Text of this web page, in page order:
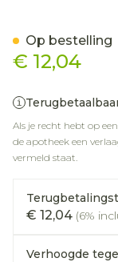
€ 12,04
Als je recht hebt op
de apotheek een
vermeld staat.
€ 12,04 (6%
Verhoogde
Op bestelling